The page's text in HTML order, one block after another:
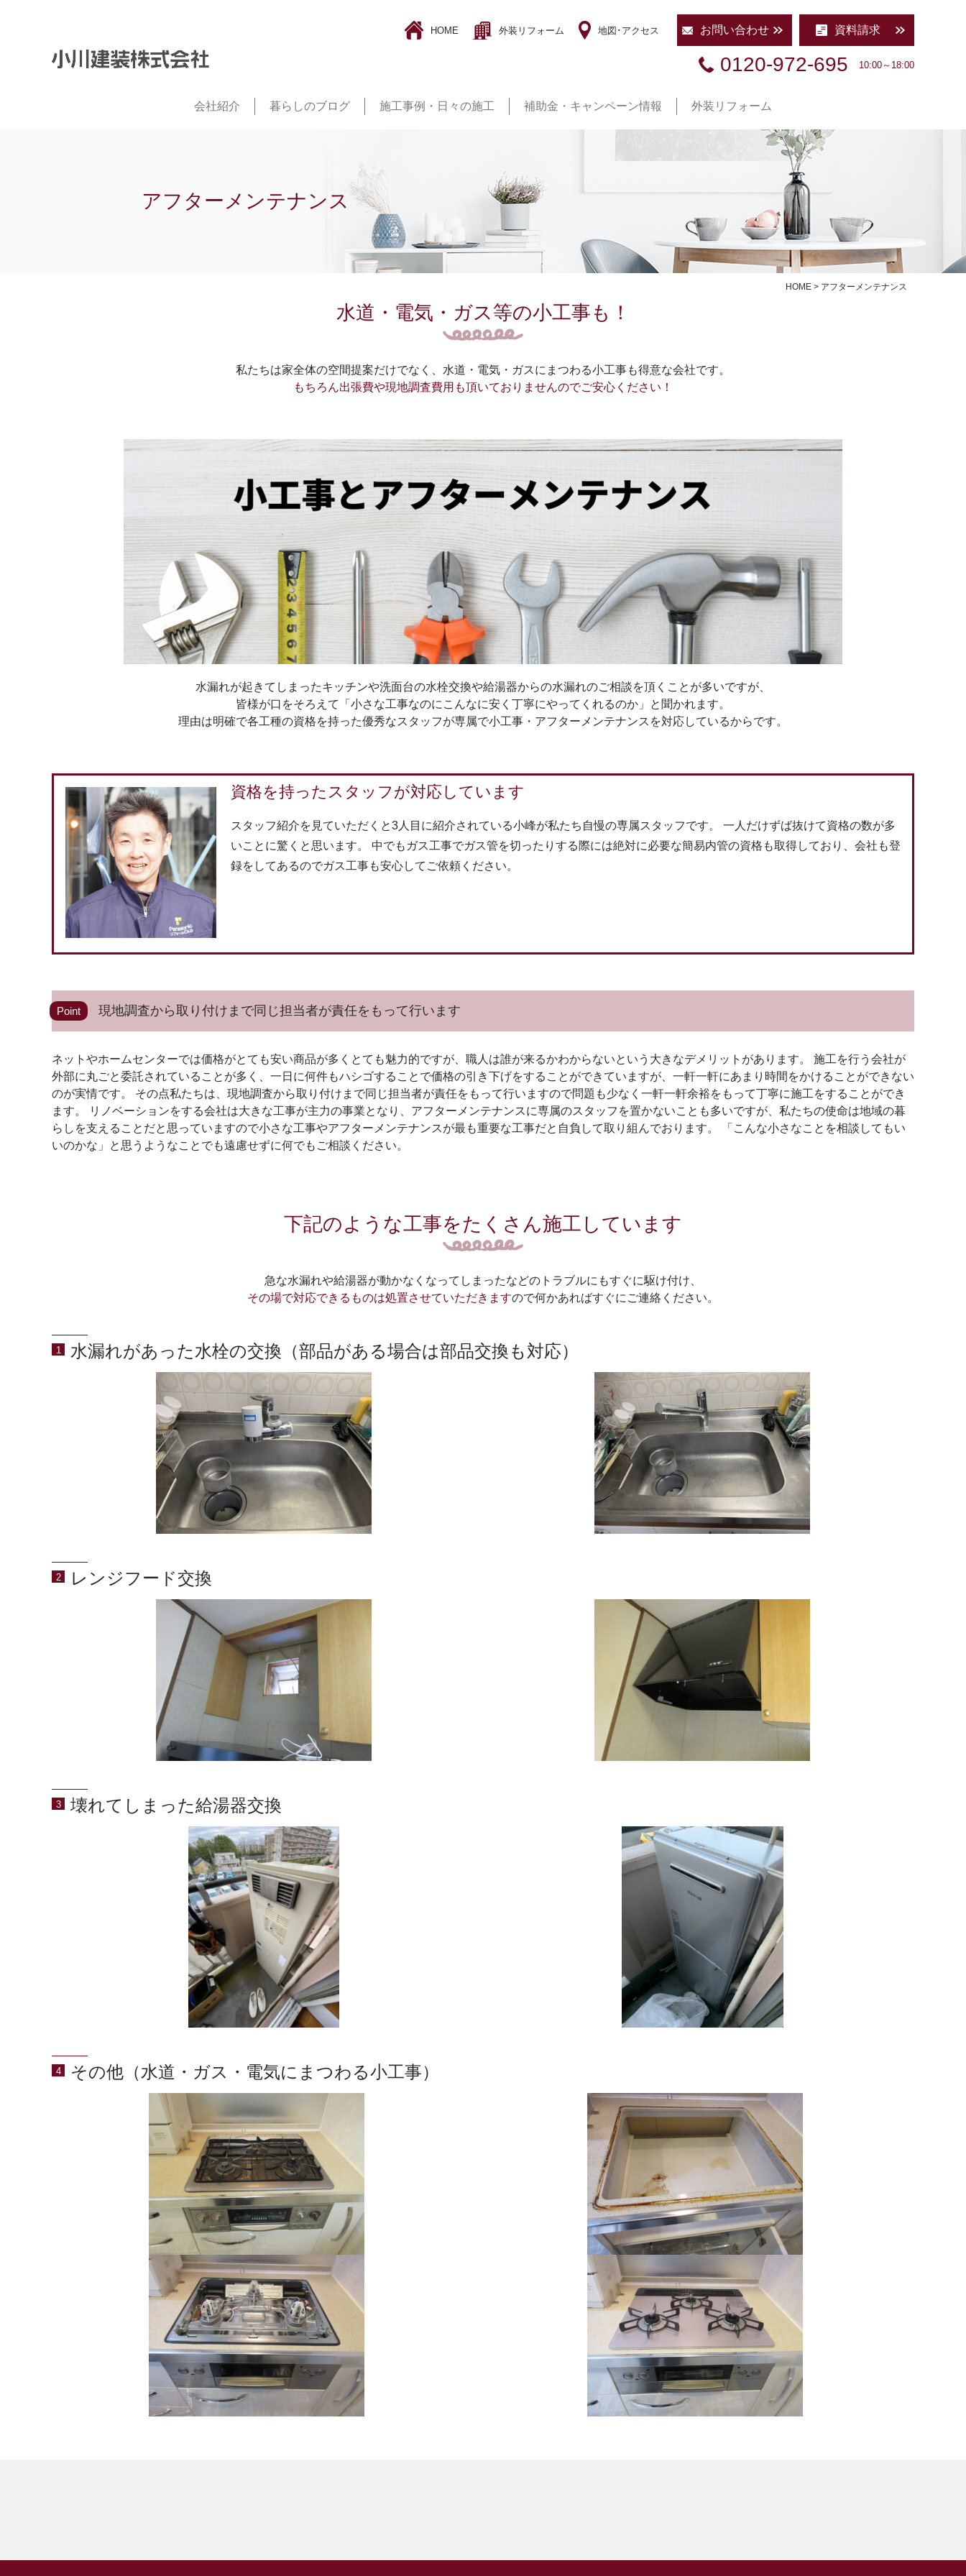
HOME 外装リフォーム 地図･アクセス お問い合わせ 資料請求
0120-972-695 10:00～18:00
会社紹介 暮らしのブログ 施工事例・日々の施工 補助金・キャンペーン情報 外装リフォーム
アフターメンテナンス
HOME > アフターメンテナンス
水道・電気・ガス等の小工事も！
私たちは家全体の空間提案だけでなく、水道・電気・ガスにまつわる小工事も得意な会社です。
もちろん出張費や現地調査費用も頂いておりませんのでご安心ください！
水漏れが起きてしまったキッチンや洗面台の水栓交換や給湯器からの水漏れのご相談を頂くことが多いですが、
皆様が口をそろえて「小さな工事なのにこんなに安く丁寧にやってくれるのか」と聞かれます。
理由は明確で各工種の資格を持った優秀なスタッフが専属で小工事・アフターメンテナンスを対応しているからです。
資格を持ったスタッフが対応しています
スタッフ紹介を見ていただくと3人目に紹介されている小峰が私たち自慢の専属スタッフです。 一人だけずば抜けて資格の数が多
いことに驚くと思います。 中でもガス工事でガス管を切ったりする際には絶対に必要な簡易内管の資格も取得しており、会社も登
録をしてあるのでガス工事も安心してご依頼ください。
Point 現地調査から取り付けまで同じ担当者が責任をもって行います
ネットやホームセンターでは価格がとても安い商品が多くとても魅力的ですが、職人は誰が来るかわからないという大きなデメリットがあります。 施工を行う会社が
外部に丸ごと委託されていることが多く、一日に何件もハシゴすることで価格の引き下げをすることができていますが、一軒一軒にあまり時間をかけることができない
のが実情です。 その点私たちは、現地調査から取り付けまで同じ担当者が責任をもって行いますので問題も少なく一軒一軒余裕をもって丁寧に施工をすることができ
ます。 リノベーションをする会社は大きな工事が主力の事業となり、アフターメンテナンスに専属のスタッフを置かないことも多いですが、私たちの使命は地域の暮
らしを支えることだと思っていますので小さな工事やアフターメンテナンスが最も重要な工事だと自負して取り組んでおります。 「こんな小さなことを相談してもい
いのかな」と思うようなことでも遠慮せずに何でもご相談ください。
下記のような工事をたくさん施工しています
急な水漏れや給湯器が動かなくなってしまったなどのトラブルにもすぐに駆け付け、
その場で対応できるものは処置させていただきますので何かあればすぐにご連絡ください。
1 水漏れがあった水栓の交換（部品がある場合は部品交換も対応）
2 レンジフード交換
3 壊れてしまった給湯器交換
4 その他（水道・ガス・電気にまつわる小工事）